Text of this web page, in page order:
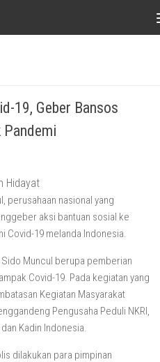
19, Geber Bansos
Pandemi
perusahaan nasional yang
aksi bantuan sosial ke
Covid-19 melanda Indonesia.
Muncul berupa pemberian
Covid-19. Pada kegiatan yang
Kegiatan Masyarakat
Pengusaha Peduli NKRI,
Kadin Indonesia.
dilakukan para pimpinan